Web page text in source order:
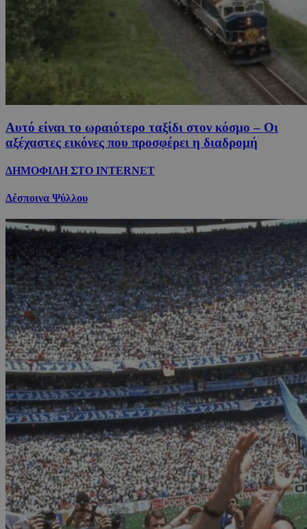
Αυτό είναι το ωραιότερο ταξίδι στον κόσμο – Οι
αξέχαστες εικόνες που προσφέρει η διαδρομή
ΔΗΜΟΦΙΛΗ ΣΤΟ INTERNET
Δέσποινα Ψύλλου